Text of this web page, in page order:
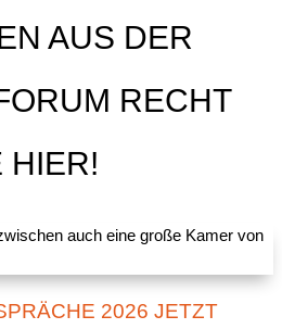
AUS DER
RECHT
HIER!
2026 JETZT